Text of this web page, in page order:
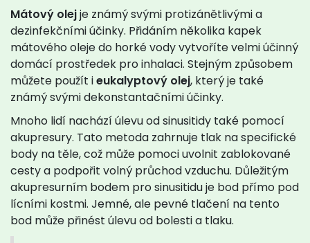
Mátový olejje známý svými protizánětlivými a
dezinfekčními účinky. Přidáním několika kapek
mátového oleje do horké vody vytvoříte velmi účinný
domácí prostředek pro inhalaci. Stejným způsobem
můžete použít ieukalyptový olej, který je také
známý svými dekonstantačními účinky.
Mnoho lidí nachází úlevu od sinusitidy také pomocí
akupresury. Tato metoda zahrnuje tlak na specifické
body na těle, což může pomoci uvolnit zablokované
cesty a podpořit volný průchod vzduchu. Důležitým
akupresurním bodem pro sinusitidu je bod přímo pod
lícními kostmi. Jemné, ale pevné tlačení na tento
bod může přinést úlevu od bolesti a tlaku.